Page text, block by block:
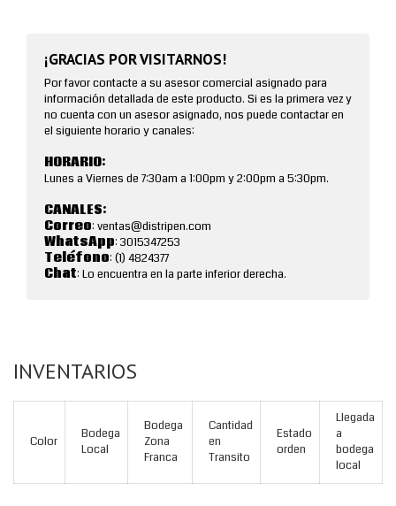
¡GRACIAS POR VISITARNOS!
Por favor contacte a su asesor comercial asignado para
información detallada de este producto. Si es la primera vez y
no cuenta con un asesor asignado, nos puede contactar en
el siguiente horario y canales:
HORARIO:
Lunes a Viernes de 7:30am a 1:00pm y 2:00pm a 5:30pm.
CANALES:
Correo: ventas@distripen.com
WhatsApp: 3015347253
Teléfono: (1) 4824377
Chat: Lo encuentra en la parte inferior derecha.
INVENTARIOS
Color
Bodega
Local
Bodega
Zona
Franca
Cantidad
en
Transito
Estado
orden
Llegada
a
bodega
local